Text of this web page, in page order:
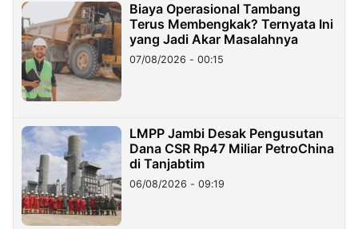
Biaya Operasional Tambang
Terus Membengkak? Ternyata Ini
yang Jadi Akar Masalahnya
07/08/2026 - 00:15
LMPP Jambi Desak Pengusutan
Dana CSR Rp47 Miliar PetroChina
di Tanjabtim
06/08/2026 - 09:19